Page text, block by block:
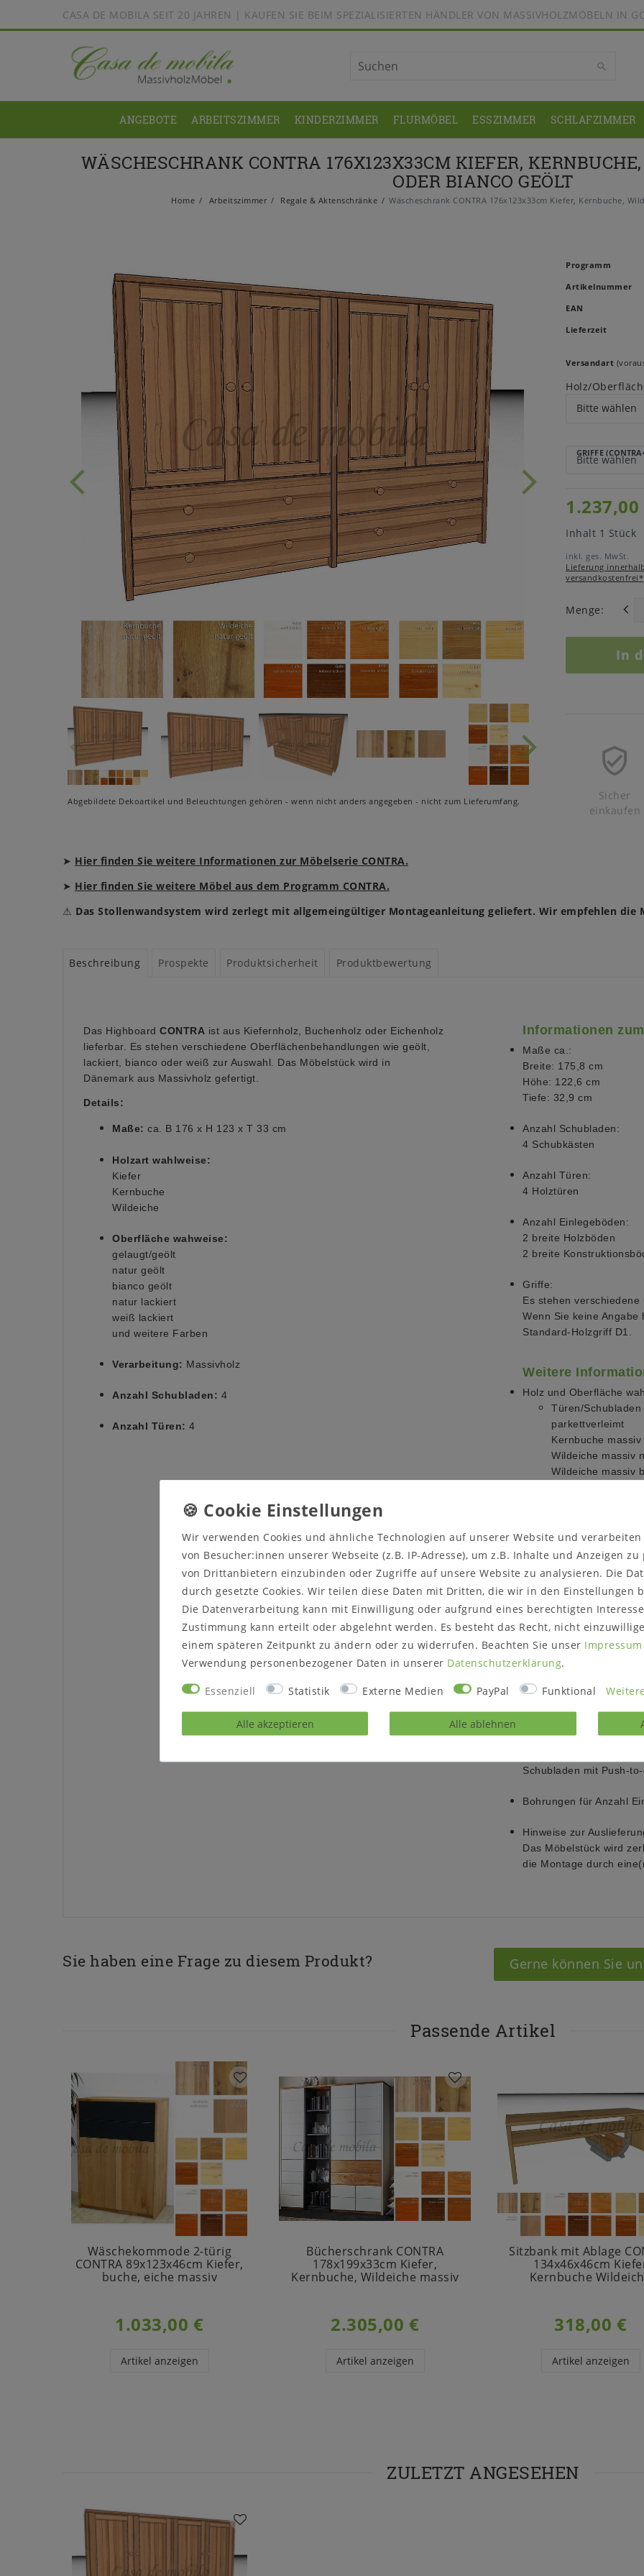
CASA DE MOBILA SEIT 20 JAHREN | KAUFEN SIE BEIM SPEZIALISIERTEN HÄNDLER VON MASSIVHOLZMÖBELN IN
ANGEBOTE ARBEITSZIMMER KINDERZIMMER FLURMÖBEL ESSZIMMER SCHLAFZIMMER
WÄSCHESCHRANK CONTRA 176X123X33CM KIEFER,
ODER BIANCO GEÖLT
Home Arbeitszimmer Regale & Aktenschränke Wäscheschrank CONTRA 176x123x33cm Kiefer, Kernbuche,
Abgebildete Dekoartikel und Beleuchtungen gehören - wenn nicht anders angegeben - nicht zum Lieferumfang.
Programm
Artikelnummer
EAN
Lieferzeit
Versandart
Holz/
GRIFFE
1.237,00
Inhalt 1 Stück
inkl. ges. MwSt.
Lieferung
versandkostenfrei*
Menge:
In
Sicher
einkaufen
➤ Hier finden Sie weitere Informationen zur Möbelserie CONTRA.
➤ Hier finden Sie weitere Möbel aus dem Programm CONTRA.
⚠ Das Stollenwandsystem wird zerlegt mit allgemeingültiger Montageanleitung geliefert. Wir empfehlen
Beschreibung Prospekte Produktsicherheit Produktbewertung
Das Highboard CONTRA ist aus Kiefernholz, Buchenholz oder Eichenholz
lieferbar. Es stehen verschiedene Oberflächenbehandlungen wie geölt,
lackiert, bianco oder weiß zur Auswahl. Das Möbelstück wird in
Dänemark aus Massivholz gefertigt.
Details:
Maße: ca. B 176 x H 123 x T 33 cm
Holzart wahlweise:
Kiefer
Kernbuche
Wildeiche
Oberfläche wahweise:
gelaugt/geölt
natur geölt
bianco geölt
natur lackiert
weiß lackiert
und weitere Farben
Verarbeitung: Massivholz
Anzahl Schubladen: 4
Anzahl Türen: 4
Informationen
Maße ca.:
Breite: 175,8 cm
Höhe: 122,6 cm
Tiefe: 32,9 cm
Anzahl Schubladen:
4 Schubkästen
Anzahl Türen:
4 Holztüren
Anzahl Einlegeböden:
2 breite Holzböden
2 breite
Griffe:
Es stehen verschiedene
Wenn Sie keine
Standard-Holzgriff D1.
Weitere
Holz und Oberfläche
Türen/
parkettverleimt
Kernbuche
Wildeiche massiv
Wildeiche massiv
Kiefer massiv
Kiefer massiv
Kiefer massiv weiß
Kiefer massiv
Kiefer massiv
Kiefer massiv
Kiefer massiv
Kiefer massiv
Holzstärke:
Seiten, Böden ca. 26
Schubladen mit Push-
Bohrungen für Anzahl
Hinweise zur
Das Möbelstück wird
die Montage durch
Sie haben eine Frage zu diesem Produkt? Gerne können Sie
Passende Artikel
Wäschekommode 2-türig
CONTRA 89x123x46cm Kiefer,
buche, eiche massiv
1.033,00 €
Artikel anzeigen
Bücherschrank CONTRA
178x199x33cm Kiefer,
Kernbuche, Wildeiche massiv
2.305,00 €
Artikel anzeigen
Sitzbank mit Ablage
134x46x46cm
Kernbuche
318,00 €
Artikel anzeigen
ZULETZT ANGESEHEN
Wir verwenden Cookies und ähnliche Technologien auf unserer Website und
von Besucher:innen unserer Webseite (z.B. IP-Adresse), um z.B. Inhalte und Anzeigen
von Drittanbietern einzubinden oder Zugriffe auf unsere Website zu analysieren. Die
durch gesetzte Cookies. Wir teilen diese Daten mit Dritten, die wir in den Einstellungen
Die Datenverarbeitung kann mit Einwilligung oder aufgrund eines berechtigten
Zustimmung kann erteilt oder abgelehnt werden. Es besteht das Recht, nicht
einem späteren Zeitpunkt zu ändern oder zu widerrufen. Beachten Sie unser Impressum
Verwendung personenbezogener Daten in unserer Daten­schutz­erklärung.
Essenziell Statistik Externe Medien PayPal Funktional
Alle akzeptieren Alle ablehnen